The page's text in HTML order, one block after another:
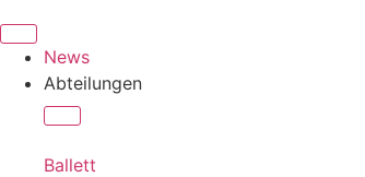
News
Abteilungen
Ballett